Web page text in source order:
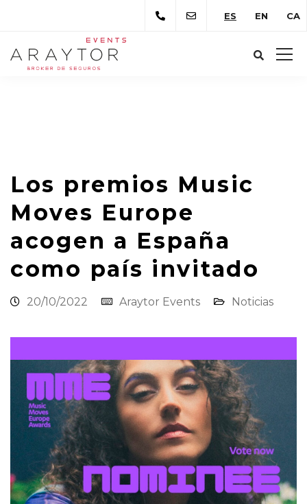
CA
EN
ES
Los premios Music
Moves Europe
acogen a España
como país invitado
20/10/2022 Araytor Events Noticias